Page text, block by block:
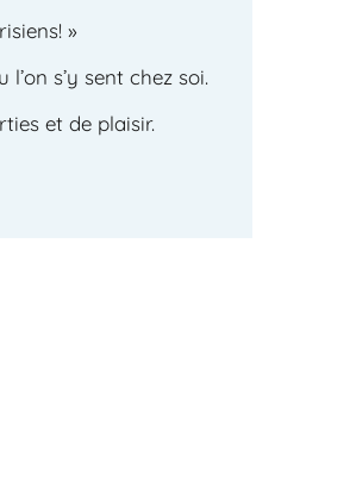
»
s’y sent chez soi.
et de plaisir.